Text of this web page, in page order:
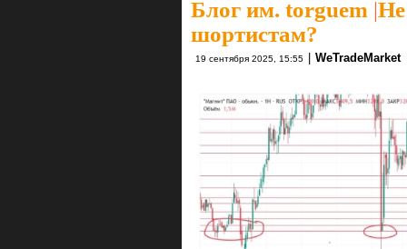
Блог им. torguem |
шортистам?
19 сентября 2025, 15:55 WeTradeMarket